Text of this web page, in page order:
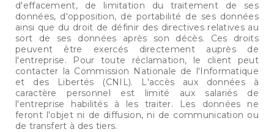
d'effacement, de limitation du traitement de ses
données, d'opposition, de portabilité de ses données
ainsi que du droit de définir des directives relatives au
sort de ses données après son décès. Ces droits
peuvent être exercés directement auprès de
l'entreprise. Pour toute réclamation, le client peut
contacter la Commission Nationale de l'Informatique
et des Libertés (CNIL). L'accès aux données à
caractère personnel est limité aux salariés de
l'entreprise habilités à les traiter. Les données ne
feront l'objet ni de diffusion, ni de communication ou
de transfert à des tiers.